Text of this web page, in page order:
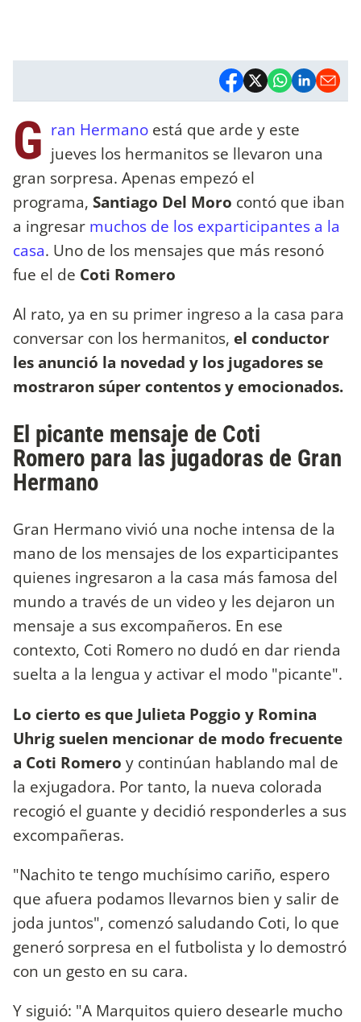
G ran Hermano está que arde y este
jueves los hermanitos se llevaron una
gran sorpresa. Apenas empezó el
programa, Santiago Del Moro contó que iban
a ingresar muchos de los exparticipantes a la
casa. Uno de los mensajes que más resonó
fue el de Coti Romero
Al rato, ya en su primer ingreso a la casa para
conversar con los hermanitos, el conductor
les anunció la novedad y los jugadores se
mostraron súper contentos y emocionados.
El picante mensaje de Coti
Romero para las jugadoras de Gran
Hermano
Gran Hermano vivió una noche intensa de la
mano de los mensajes de los exparticipantes
quienes ingresaron a la casa más famosa del
mundo a través de un video y les dejaron un
mensaje a sus excompañeros. En ese
contexto, Coti Romero no dudó en dar rienda
suelta a la lengua y activar el modo "picante".
Lo cierto es que Julieta Poggio y Romina
Uhrig suelen mencionar de modo frecuente
a Coti Romero y continúan hablando mal de
la exjugadora. Por tanto, la nueva colorada
recogió el guante y decidió responderles a sus
excompañeras.
"Nachito te tengo muchísimo cariño, espero
que afuera podamos llevarnos bien y salir de
joda juntos", comenzó saludando Coti, lo que
generó sorpresa en el futbolista y lo demostró
con un gesto en su cara.
Y siguió: "A Marquitos quiero desearle mucho